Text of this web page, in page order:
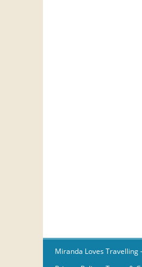
Miranda Loves Travelling